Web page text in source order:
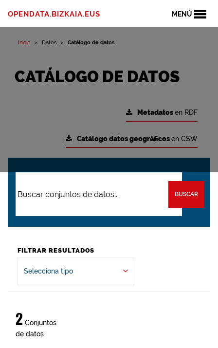
MENÚ
OPENDATA.BIZKAIA.EUS
Inicio Datos Catálogo de datos
CATÁLOGO DE DATOS
Metadatosen RDF
Catálogo datos geográficosen CSW
BUSCAR
FILTRAR RESULTADOS
Selecciona tipo
2 Conjuntos
de datos